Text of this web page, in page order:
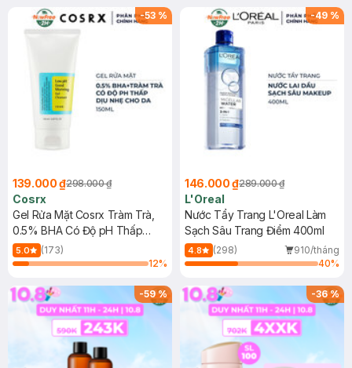
-53 %
139.000 ₫298.000 ₫
Cosrx
Gel Rửa Mặt Cosrx Tràm Trà,
0.5% BHA Có Độ pH Thấp
150ml
5.0
(173)
12%
-49 %
146.000 ₫289.000 ₫
L'Oreal
Nước Tẩy Trang L'Oreal Làm
Sạch Sâu Trang Điểm 400ml
4.8 (298)
910/tháng
40%
-59% -36%